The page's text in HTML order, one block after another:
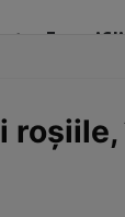
Femei